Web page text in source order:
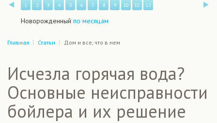
Назад
1 2 3 4 5 6 7 8 9 10 11 12
Новорожденный по месяцам
Главная Статьи Дом и все, что в нем
Исчезла горячая вода?
Основные неисправности
бойлера и их решение